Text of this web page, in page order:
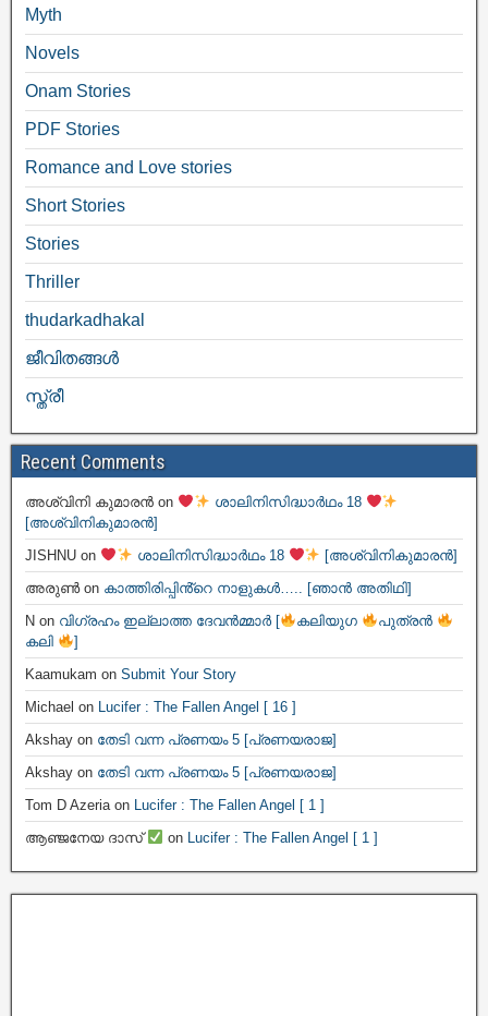
Myth
Novels
Onam Stories
PDF Stories
Romance and Love stories
Short Stories
Stories
Thriller
thudarkadhakal
ജീവിതങ്ങള്‍
സ്ത്രീ
Recent Comments
അശ്വിനി കുമാരൻ on
ശാലിനിസിദ്ധാർഥം 18
[അശ്വിനികുമാരൻ]
JISHNU on ശാലിനിസിദ്ധാർഥം 18
[അശ്വിനികുമാരൻ]
അരുൺon കാത്തിരിപ്പിൻ്റെ നാളുകൾ….. [ഞാൻ അതിഥി]
N on വിഗ്രഹം ഇല്ലാത്ത ദേവൻമ്മാർ [ കലിയുഗ
പുത്രൻ
കലി
]
Kaamukam on Submit Your Story
Michael on Lucifer : The Fallen Angel [ 16 ]
Akshay on തേടി വന്ന പ്രണയം 5 [പ്രണയരാജ]
Akshay on തേടി വന്ന പ്രണയം 5 [പ്രണയരാജ]
Tom D Azeria on Lucifer : The Fallen Angel [ 1 ]
ആഞ്ജനേയ ദാസ്
on Lucifer : The Fallen Angel [ 1 ]